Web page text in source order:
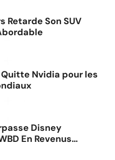
Retarde Son SUV
Nvidia pour les
Disney
En Revenus